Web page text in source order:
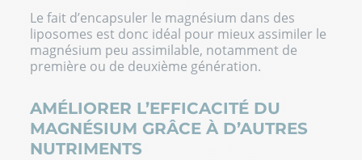
Le fait d’encapsuler le magnésium dans des
liposomes est donc idéal pour mieux assimiler le
magnésium peu assimilable, notamment de
première ou de deuxième génération.
AMÉLIORER L’EFFICACITÉ DU
MAGNÉSIUM GRÂCE À D’AUTRES
NUTRIMENTS